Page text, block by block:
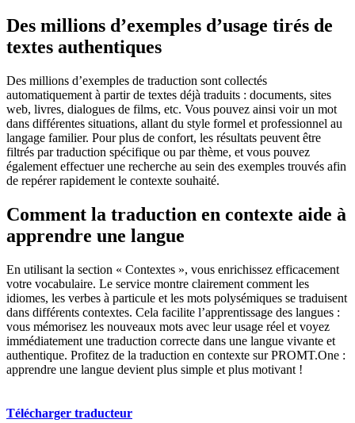
Des millions d’exemples d’usage tirés de
textes authentiques
Des millions d’exemples de traduction sont collectés
automatiquement à partir de textes déjà traduits : documents, sites
web, livres, dialogues de films, etc. Vous pouvez ainsi voir un mot
dans différentes situations, allant du style formel et professionnel au
langage familier. Pour plus de confort, les résultats peuvent être
filtrés par traduction spécifique ou par thème, et vous pouvez
également effectuer une recherche au sein des exemples trouvés afin
de repérer rapidement le contexte souhaité.
Comment la traduction en contexte aide à
apprendre une langue
En utilisant la section « Contextes », vous enrichissez efficacement
votre vocabulaire. Le service montre clairement comment les
idiomes, les verbes à particule et les mots polysémiques se traduisent
dans différents contextes. Cela facilite l’apprentissage des langues :
vous mémorisez les nouveaux mots avec leur usage réel et voyez
immédiatement une traduction correcte dans une langue vivante et
authentique. Profitez de la traduction en contexte sur PROMT.One :
apprendre une langue devient plus simple et plus motivant !
Télécharger traducteur